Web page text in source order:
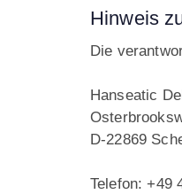
Hinweis
Die
Hanseatic
D-22869
Telefon: +49